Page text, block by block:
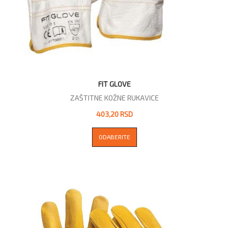
FIT GLOVE
ZAŠTITNE KOŽNE RUKAVICE
403,20 RSD
ODABERITE